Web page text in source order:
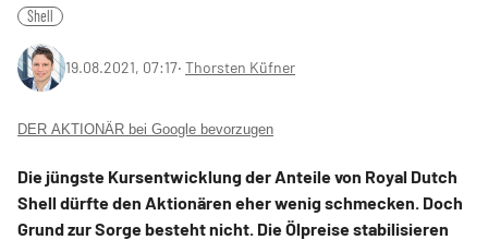
Shell
19.08.2021, 07:17‧ Thorsten Küfner
DER AKTIONÄR bei Google bevorzugen
Die jüngste Kursentwicklung der Anteile von Royal Dutch
Shell dürfte den Aktionären eher wenig schmecken. Doch
Grund zur Sorge besteht nicht. Die Ölpreise stabilisieren